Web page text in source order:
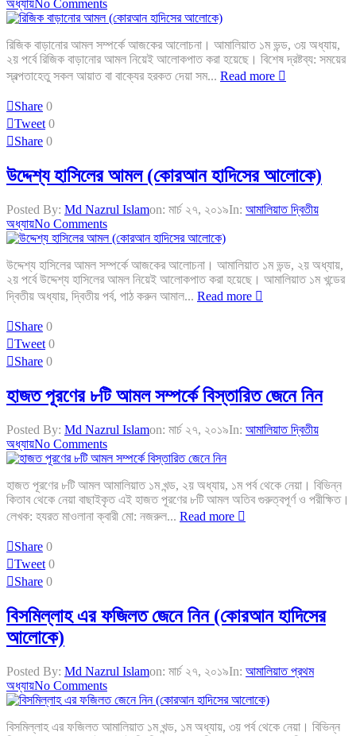
অধ্যায়No Comments
রিজিক বাড়ানোর আমল সম্পর্কে আজকের আলোচনা। আমালিয়াত ১ম ভন্ড, ৩য় অধ্যায়,
২য় পর্বে রিজিক বাড়ানোর আমল নিয়েই আলোকপাত করা হয়েছে। বিশেষ দ্রষ্টব্য: সময়ের
স্বল্পতাহেতু সকল আয়াত বা বাক্যের হরকত দেয়া সম... Read more
Share 0
Tweet 0
Share 0
উদ্দেশ্য হাসিলের আমল (কোরআন হাদিসের আলোকে)
Posted By: Md Nazrul Islamon: মার্চ ২৭, ২০১৯In: আমালিয়াত দ্বিতীয়
অধ্যায়No Comments
উদ্দেশ্য হাসিলের আমল সম্পর্কে আজকের আলোচনা। আমালিয়াত ১ম ভন্ড, ২য় অধ্যায়,
২য় পর্বে উদ্দেশ্য হাসিলের আমল নিয়েই আলোকপাত করা হয়েছে। আমালিয়াত ১ম খন্ডের
দ্বিতীয় অধ্যায়, দ্বিতীয় পর্ব, পাঠ করুন আমাল... Read more
Share 0
Tweet 0
Share 0
হাজত পূরণের ৮টি আমল সম্পর্কে বিস্তারিত জেনে নিন
Posted By: Md Nazrul Islamon: মার্চ ২৭, ২০১৯In: আমালিয়াত দ্বিতীয়
অধ্যায়No Comments
হাজত পূরণের ৮টি আমল আমালিয়াত ১ম খন্ড, ২য় অধ্যায়, ১ম পর্ব থেকে নেয়া। বিভিন্ন
কিতাব থেকে নেয়া বাছাইকৃত এই হাজত পূরণের ৮টি আমল অতিব গুরুত্বপূর্ণ ও পরীক্ষিত।
লেখক: হযরত মাওলানা ক্বারী মো: নজরুল... Read more
Share 0
Tweet 0
Share 0
বিসমিল্লাহ এর ফজিলত জেনে নিন (কোরআন হাদিসের
আলোকে)
Posted By: Md Nazrul Islamon: মার্চ ২৭, ২০১৯In: আমালিয়াত প্রথম
অধ্যায়No Comments
বিসমিল্লাহ এর ফজিলত আমালিয়াত ১ম খন্ড, ১ম অধ্যায়, ৩য় পর্ব থেকে নেয়া। বিভিন্ন